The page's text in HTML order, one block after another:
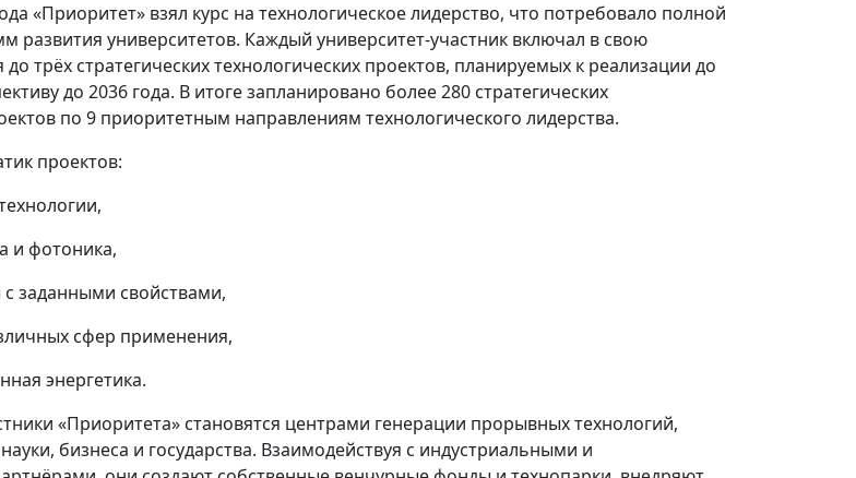
«Приоритет» взял курс на технологическое лидерство, что потребовало полной
развития университетов. Каждый университет-участник включал в свою
трёх стратегических технологических проектов, планируемых к реализации до
до 2036 года. В итоге запланировано более 280 стратегических
по 9 приоритетным направлениям технологического лидерства.
проектов:
и фотоника,
заданными свойствами,
сфер применения,
энергетика.
«Приоритета» становятся центрами генерации прорывных технологий,
бизнеса и государства. Взаимодействуя с индустриальными и